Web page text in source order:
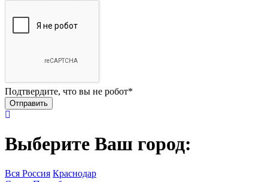
Подтвердите, что вы не робот*
Выберите Ваш город:
Вся Россия Краснодар